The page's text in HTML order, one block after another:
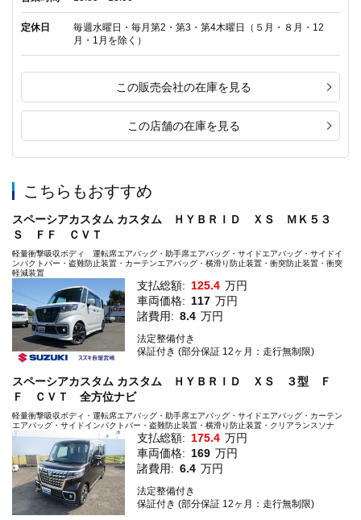
定休日
毎週水曜日・毎月第2・第3・第4木曜日（５月・８月・12
月・1月を除く）
この販売会社の在庫を見る
この店舗の在庫を見る
こちらもおすすめ
スペーシアカスタム カスタム ＨＹＢＲＩＤ ＸＳ ＭＫ５３
Ｓ ＦＦ ＣＶＴ
軽量衝撃吸収ボディ 運転席エアバッグ・助手席エアバッグ・サイドエアバッグ・サイドイ
ンパクトバー・盗難防止装置・カーテンエアバッグ・横滑り防止装置・衝突防止装置・衝突
軽減装置
支払総額: 125.4 万円
車両価格: 117 万円
諸費用: 8.4 万円
法定整備付き
保証付き (部分保証 12ヶ月：走行無制限)
スペーシアカスタム カスタム ＨＹＢＲＩＤ ＸＳ ３型 Ｆ
Ｆ ＣＶＴ 全方位ナビ
軽量衝撃吸収ボディ・運転席エアバッグ・助手席エアバッグ・サイドエアバッグ・カーテン
エアバッグ・サイドインパクトバー・盗難防止装置・横滑り防止装置・クリアランスソナ
支払総額: 175.4 万円
車両価格: 169 万円
諸費用: 6.4 万円
法定整備付き
保証付き (部分保証 12ヶ月：走行無制限)